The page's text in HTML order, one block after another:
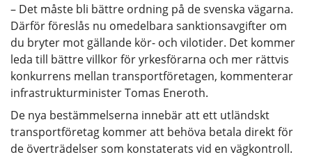
– Det måste bli bättre ordning på de svenska vägarna.
Därför föreslås nu omedelbara sanktionsavgifter om
du bryter mot gällande kör- och vilotider. Det kommer
leda till bättre villkor för yrkesförarna och mer rättvis
konkurrens mellan transportföretagen, kommenterar
infrastrukturminister Tomas Eneroth.
De nya bestämmelserna innebär att ett utländskt
transportföretag kommer att behöva betala direkt för
de överträdelser som konstaterats vid en vägkontroll.